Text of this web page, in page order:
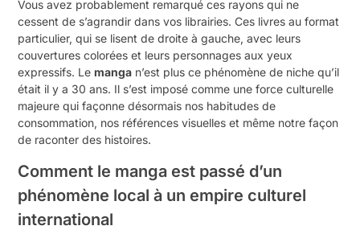
Vous avez probablement remarqué ces rayons qui ne
cessent de s’agrandir dans vos librairies. Ces livres au format
particulier, qui se lisent de droite à gauche, avec leurs
couvertures colorées et leurs personnages aux yeux
expressifs. Lemanga n’est plus ce phénomène de niche qu’il
était il y a 30 ans. Il s’est imposé comme une force culturelle
majeure qui façonne désormais nos habitudes de
consommation, nos références visuelles et même notre façon
de raconter des histoires.
Comment le manga est passé d’un
phénomène local à un empire culturel
international